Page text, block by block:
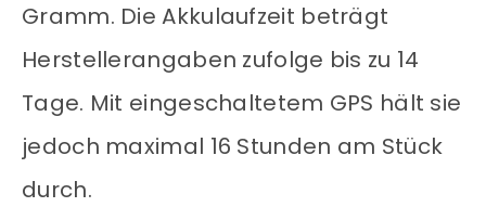
Gramm. Die Akkulaufzeit beträgt
Herstellerangaben zufolge bis zu 14
Tage. Mit eingeschaltetem GPS hält sie
jedoch maximal 16 Stunden am Stück
durch.